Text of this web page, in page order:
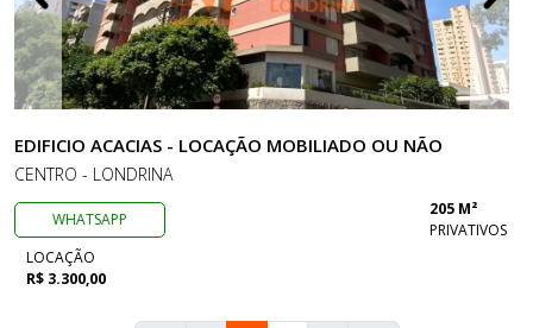
EDIFICIO ACACIAS - LOCAÇÃO MOBILIADO OU NÃO
CENTRO - LONDRINA
WHATSAPP
205 M²
PRIVATIVOS
LOCAÇÃO
R$ 3.300,00